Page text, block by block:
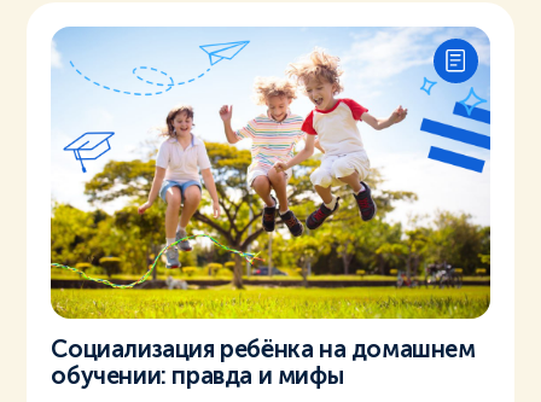
Социализация ребёнка на домашнем
обучении: правда и мифы